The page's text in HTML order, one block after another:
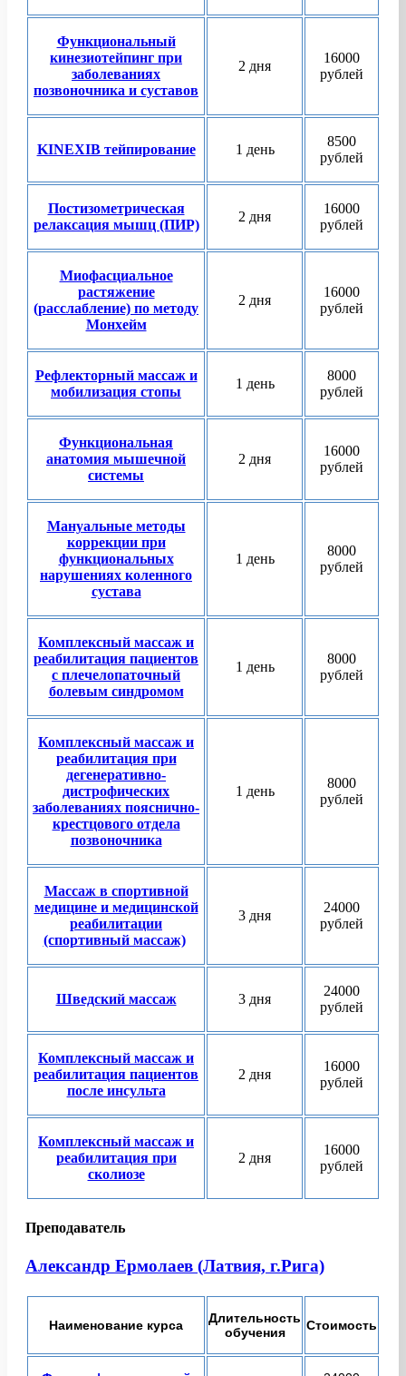
Функциональный
кинезиотейпинг при
заболеваниях
позвоночника и суставов
2 дня
16000
рублей
KINEXIB тейпирование 1 день
8500
рублей
Постизометрическая
релаксация мышц (ПИР)
2 дня
16000
рублей
Миофасциальное
растяжение
(расслабление) по методу
Монхейм
2 дня
16000
рублей
Рефлекторный массаж и
мобилизация стопы
1 день
8000
рублей
Функциональная
анатомия мышечной
системы
2 дня
16000
рублей
Мануальные методы
коррекции при
функциональных
нарушениях коленного
сустава
1 день
8000
рублей
Комплексный массаж и
реабилитация пациентов
с плечелопаточный
болевым синдромом
1 день
8000
рублей
Комплексный массаж и
реабилитация при
дегенеративно-
дистрофических
заболеваниях пояснично-
крестцового отдела
позвоночника
1 день
8000
рублей
Массаж в спортивной
медицине и медицинской
реабилитации
(спортивный массаж)
3 дня
24000
рублей
Шведский массаж 3 дня
24000
рублей
Комплексный массаж и
реабилитация пациентов
после инсульта
2 дня
16000
рублей
Комплексный массаж и
реабилитация при
сколиозе
2 дня
16000
рублей
Преподаватель
Александр Ермолаев (Латвия, г.Рига)
Наименование курса
Длительность
обучения
Стоимость